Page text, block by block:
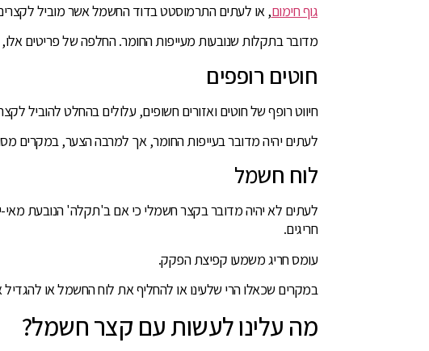
גוף חימום, או לעתים התרמוסטט בדוד החשמל אשר מוביל
מדובר בתקלות שנובעות מעייפות החומר. החלפה של פריטים
חוטים רופפים
חיווט רופף של חוטים ואזורים חשופים, עלולים בהחלט להוביל
לעתים יהיה מדובר בעייפות החומר, אך למרבה הצער, במקרים
לוח חשמל
לעתים לא יהיה מדובר בקצר חשמלי כי אם ב'תקלה' הנובעת
חריגים.
עומס חריג משמעו קפיצת הפקק.
במקרים שכאלו הרי שלעינו או להחליף את לוח החשמל או
מה עלינו לעשות עם קצר חשמל?